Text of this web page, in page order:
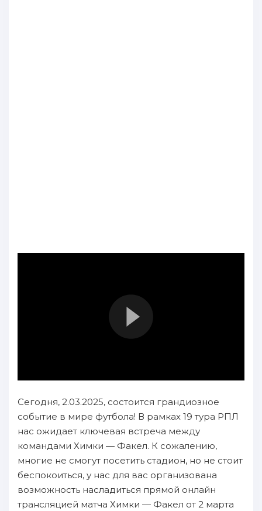
Сегодня, 2.03.2025, состоится грандиозное
событие в мире футбола! В рамках 19 тура РПЛ
нас ожидает ключевая встреча между
командами Химки — Факел. К сожалению,
многие не смогут посетить стадион, но не стоит
беспокоиться, у нас для вас организована
возможность насладиться прямой онлайн
трансляцией матча Химки — Факел от 2 марта